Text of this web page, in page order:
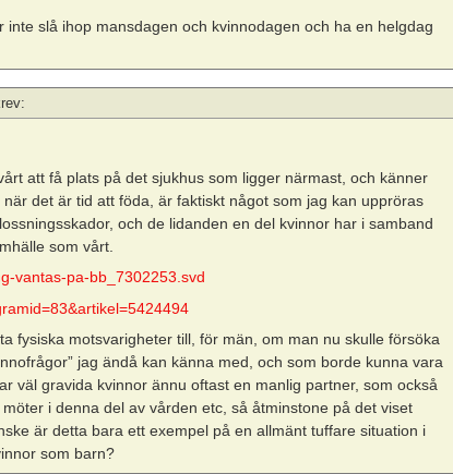
slå ihop mansdagen och kvinnodagen och ha en helgdag
att få plats på det sjukhus som ligger närmast, och känner
det är tid att föda, är faktiskt något som jag kan uppröras
och de lidanden en del kvinnor har i samband
som vårt.
vantas-pa-bb_7302253.svd
fysiska motsvarigheter till, för män, om man nu skulle försöka
jag ändå kan känna med, och som borde kunna vara
väl gravida kvinnor ännu oftast en manlig partner, som också
i denna del av vården etc, så åtminstone på det viset
är detta bara ett exempel på en allmänt tuffare situation i
som barn?